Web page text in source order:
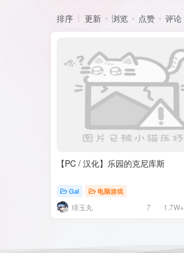
排序 更新 浏览 点赞 评论
【PC / 汉化】乐园的克尼库斯
Gal 电脑游戏
绯玉丸 7 1.7W+